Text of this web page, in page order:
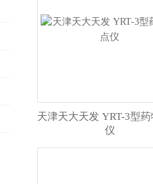
天津天大天发 YRT-3型
仪